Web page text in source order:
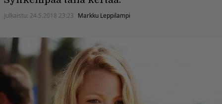
Julkaistu: 24.5.2018 23:23 Markku Leppilampi